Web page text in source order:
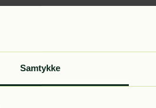
Samtykke